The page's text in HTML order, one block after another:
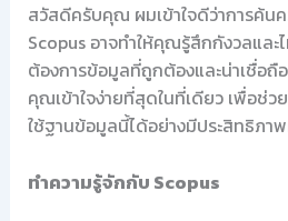
สวัสดีครับคุณ ผมเข้าใจดีว่าการค้น
Scopus อาจทำให้คุณรู้สึกกังวลและ
ต้องการข้อมูลที่ถูกต้องและน่าเชื่อถื
คุณเข้าใจง่ายที่สุดในที่เดียว เพื่อช่
ใช้ฐานข้อมูลนี้ได้อย่างมีประสิทธิภา
ทำความรู้จักกับ Scopus